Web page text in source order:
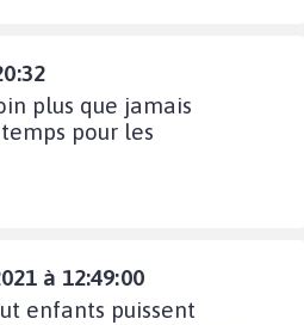
plus que jamais
pour les
à 12:49:00
enfants puissent